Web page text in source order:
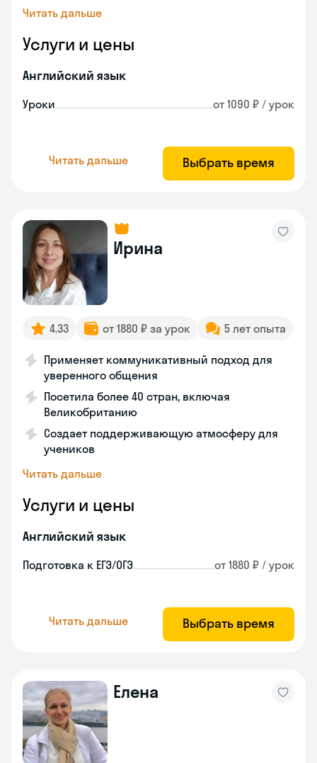
Читать дальше
Услуги и цены
Английский язык
Уроки от 1090 ₽ / урок
Читать дальше Выбрать время
Ирина
4.33 от 1880 ₽ за урок 5 лет опыта
Применяет коммуникативный подход для
уверенного общения
Посетила более 40 стран, включая
Великобританию
Создает поддерживающую атмосферу для
учеников
Читать дальше
Услуги и цены
Английский язык
Подготовка к ЕГЭ/ОГЭ от 1880 ₽ / урок
Читать дальше Выбрать время
Елена